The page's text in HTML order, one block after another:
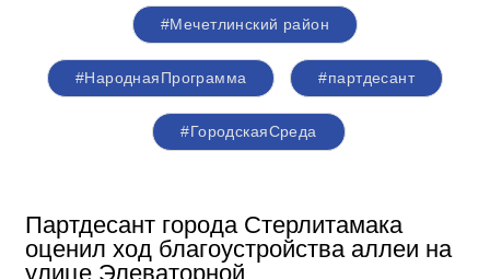
#Мечетлинский район
#НароднаяПрограмма #партдесант
#ГородскаяСреда
Партдесант города Стерлитамака
оценил ход благоустройства аллеи на
улице Элеваторной